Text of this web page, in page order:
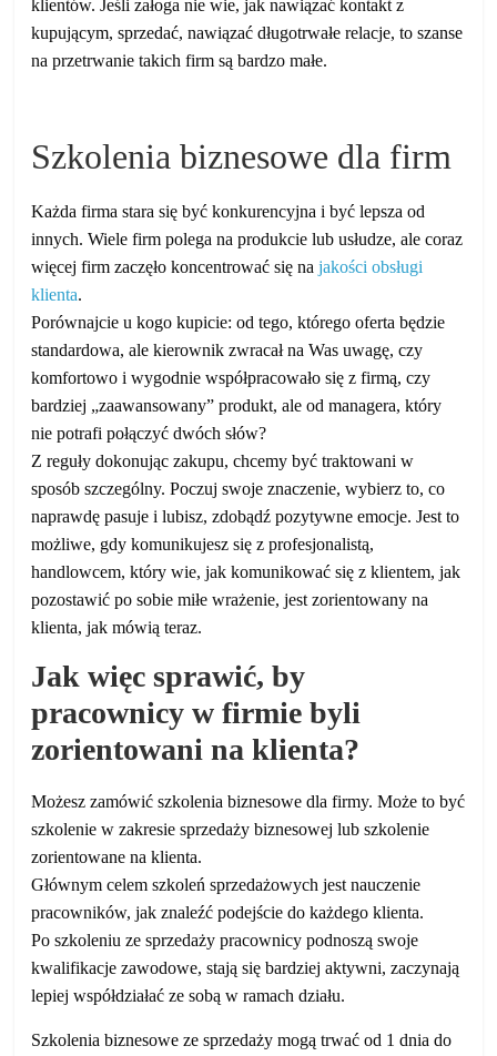
klientów. Jeśli załoga nie wie, jak nawiązać kontakt z
kupującym, sprzedać, nawiązać długotrwałe relacje, to szanse
na przetrwanie takich firm są bardzo małe.
Szkolenia biznesowe dla firm
Każda firma stara się być konkurencyjna i być lepsza od
innych. Wiele firm polega na produkcie lub usłudze, ale coraz
więcej firm zaczęło koncentrować się najakości obsługi
klienta.
Porównajcie u kogo kupicie: od tego, którego oferta będzie
standardowa, ale kierownik zwracał na Was uwagę, czy
komfortowo i wygodnie współpracowało się z firmą, czy
bardziej „zaawansowany” produkt, ale od managera, który
nie potrafi połączyć dwóch słów?
Z reguły dokonując zakupu, chcemy być traktowani w
sposób szczególny. Poczuj swoje znaczenie, wybierz to, co
naprawdę pasuje i lubisz, zdobądź pozytywne emocje. Jest to
możliwe, gdy komunikujesz się z profesjonalistą,
handlowcem, który wie, jak komunikować się z klientem, jak
pozostawić po sobie miłe wrażenie, jest zorientowany na
klienta, jak mówią teraz.
Jak więc sprawić, by
pracownicy w firmie byli
zorientowani na klienta?
Możesz zamówić szkolenia biznesowe dla firmy. Może to być
szkolenie w zakresie sprzedaży biznesowej lub szkolenie
zorientowane na klienta.
Głównym celem szkoleń sprzedażowych jest nauczenie
pracowników, jak znaleźć podejście do każdego klienta.
Po szkoleniu ze sprzedaży pracownicy podnoszą swoje
kwalifikacje zawodowe, stają się bardziej aktywni, zaczynają
lepiej współdziałać ze sobą w ramach działu.
Szkolenia biznesowe ze sprzedaży mogą trwać od 1 dnia do